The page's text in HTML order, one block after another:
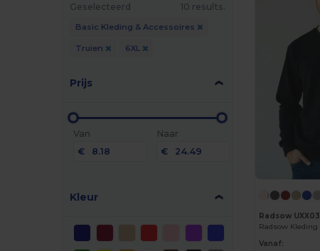
Geselecteerd
10 results.
Basic Kleding & Accessoires
Truien 6XL
Prijs
Van
€
Naar
€
Kleur
Radsow UXX03
Vanaf: